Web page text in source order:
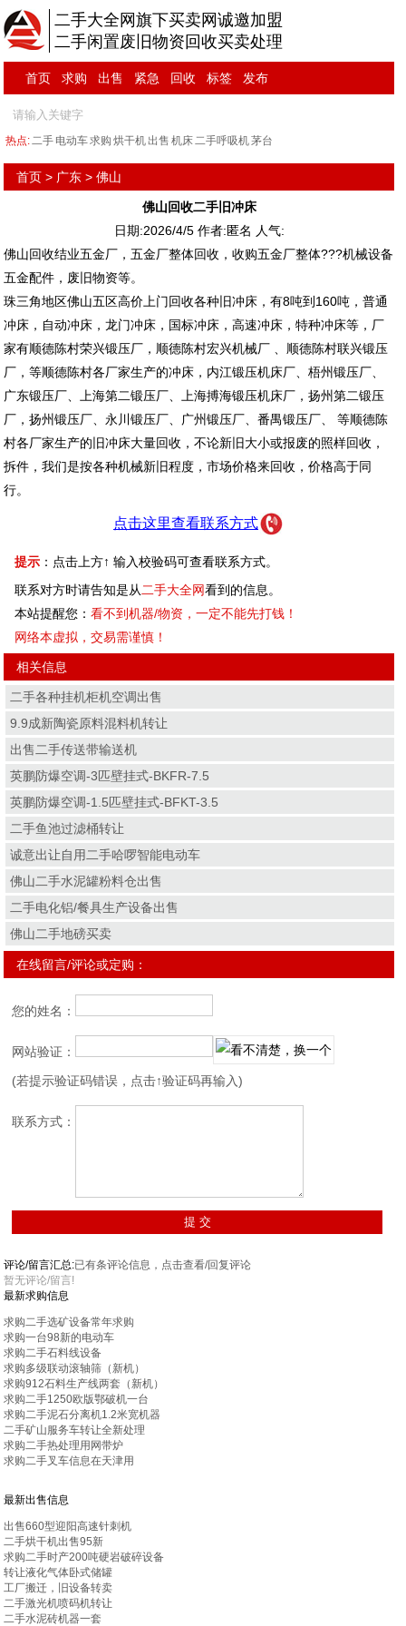
二手大全网旗下买卖网诚邀加盟
二手闲置废旧物资回收买卖处理
首页 求购 出售 紧急 回收 标签 发布
热点:二手 电动车求购 烘干机出售 机床二手呼吸机茅台
首页 > 广东 >佛山
佛山回收二手旧冲床
日期:2026/4/5 作者:匿名 人气:
佛山回收结业五金厂，五金厂整体回收，收购五金厂整体???机械设备
五金配件，废旧物资等。
珠三角地区佛山五区高价上门回收各种旧冲床，有8吨到160吨，普通
冲床，自动冲床，龙门冲床，国标冲床，高速冲床，特种冲床等，厂
家有顺德陈村荣兴锻压厂，顺德陈村宏兴机械厂 、顺德陈村联兴锻压
厂，等顺德陈村各厂家生产的冲床，内江锻压机床厂、梧州锻压厂、
广东锻压厂、上海第二锻压厂、上海搏海锻压机床厂，扬州第二锻压
厂，扬州锻压厂、永川锻压厂、广州锻压厂、番禺锻压厂、 等顺德陈
村各厂家生产的旧冲床大量回收，不论新旧大小或报废的照样回收，
拆件，我们是按各种机械新旧程度，市场价格来回收，价格高于同
行。
点击这里查看联系方式
提示 ：点击上方↑ 输入校验码可查看联系方式。
联系对方时请告知是从 二手大全网看到的信息。
本站提醒您：看不到机器/物资，一定不能先打钱！
网络本虚拟，交易需谨慎！
相关信息
二手各种挂机柜机空调出售
9.9成新陶瓷原料混料机转让
出售二手传送带输送机
英鹏防爆空调-3匹壁挂式-BKFR-7.5
英鹏防爆空调-1.5匹壁挂式-BFKT-3.5
二手鱼池过滤桶转让
诚意出让自用二手哈啰智能电动车
佛山二手水泥罐粉料仓出售
二手电化铝/餐具生产设备出售
佛山二手地磅买卖
在线留言/评论或定购：
您的姓名：
网站验证：
(若提示验证码错误，点击↑验证码再输入)
联系方式：
评论/留言汇总:已有条评论信息，点击查看/回复评论
暂无评论/留言!
最新求购信息
求购二手选矿设备常年求购
求购一台98新的电动车
求购二手石料线设备
求购多级联动滚轴筛（新机）
求购912石料生产线两套（新机）
求购二手1250欧版鄂破机一台
求购二手泥石分离机1.2米宽机器
二手矿山服务车转让全新处理
求购二手热处理用网带炉
求购二手叉车信息在天津用
最新出售信息
出售660型迎阳高速针刺机
二手烘干机出售95新
求购二手时产200吨硬岩破碎设备
转让液化气体卧式储罐
工厂搬迁，旧设备转卖
二手激光机喷码机转让
二手水泥砖机器一套